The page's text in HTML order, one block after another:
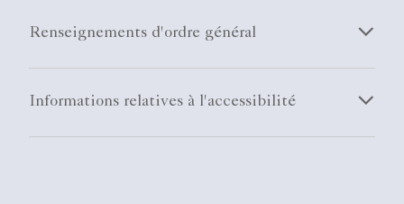
Renseignements d'ordre général
Informations relatives à l'accessibilité